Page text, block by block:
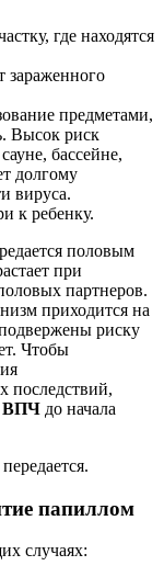
где находятся
зараженного
предметами,
Высок риск
бассейне,
долгому
вируса.
к ребенку.
половым
при
партнеров.
приходится на
риску
Чтобы
последствий,
ВПЧ до начала
папиллом
случаях: